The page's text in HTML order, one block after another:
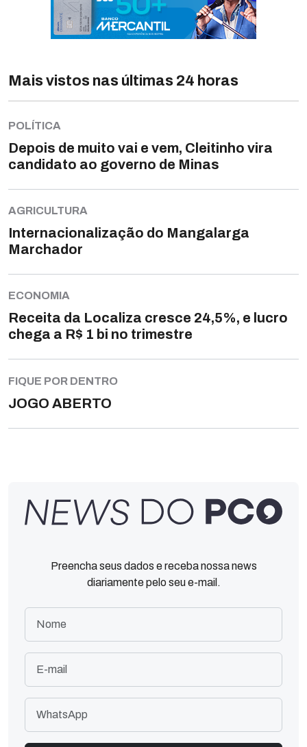
Mais vistos nas últimas 24 horas
POLÍTICA
Depois de muito vai e vem, Cleitinho vira
candidato ao governo de Minas
AGRICULTURA
Internacionalização do Mangalarga
Marchador
ECONOMIA
Receita da Localiza cresce 24,5%, e lucro
chega a R$ 1 bi no trimestre
FIQUE POR DENTRO
JOGO ABERTO
Preencha seus dados e receba nossa news
diariamente pelo seu e-mail.